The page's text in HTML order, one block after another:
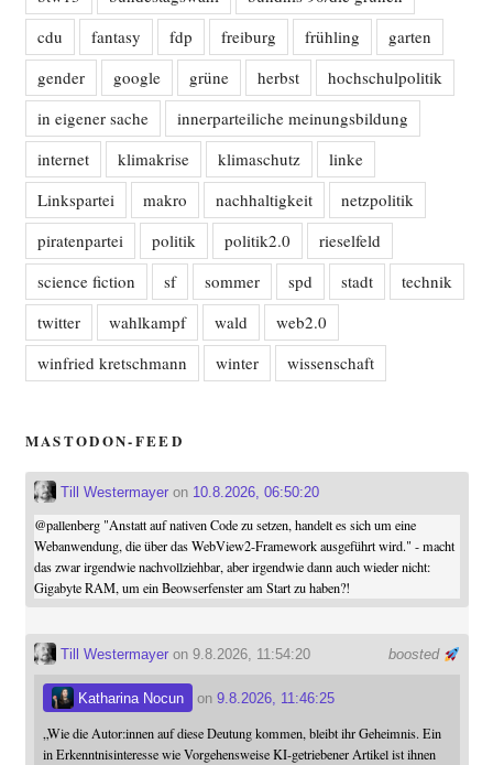
cdu
fantasy fdp freiburg frühling
garten
gender
google grüne herbst
hochschulpolitik
in eigener sache
innerparteiliche meinungsbildung
internet
klimakrise klimaschutz
linke
Linkspartei
makro nachhaltigkeit
netzpolitik
piratenpartei
politik politik2.0
rieselfeld
science fiction
sf sommer spd stadt
technik
twitter
wahlkampf wald
web2.0
winfried kretschmann
winter wissenschaft
MASTODON-FEED
Till Westermayeron 10.8.2026, 06:50:20
@pallenberg"Anstatt auf nativen Code zu setzen, handelt es sich um eine
Webanwendung, die über das WebView2-Framework ausgeführt wird." - macht
das zwar irgendwie nachvollziehbar, aber irgendwie dann auch wieder nicht:
Gigabyte RAM, um ein Beowserfenster am Start zu haben?!
boosted
Till Westermayeron 9.8.2026, 11:54:20
Katharina Nocun on 9.8.2026, 11:46:25
„Wie die Autor:innen auf diese Deutung kommen, bleibt ihr Geheimnis. Ein
in Erkenntnisinteresse wie Vorgehensweise KI-getriebener Artikel ist ihnen